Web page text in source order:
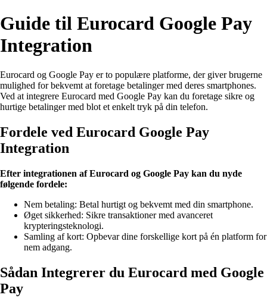
Guide til Eurocard Google Pay
Integration
Eurocard og Google Pay er to populære platforme, der giver brugerne
mulighed for bekvemt at foretage betalinger med deres smartphones.
Ved at integrere Eurocard med Google Pay kan du foretage sikre og
hurtige betalinger med blot et enkelt tryk på din telefon.
Fordele ved Eurocard Google Pay
Integration
Efter integrationen af Eurocard og Google Pay kan du nyde
følgende fordele:
Nem betaling: Betal hurtigt og bekvemt med din smartphone.
Øget sikkerhed: Sikre transaktioner med avanceret
krypteringsteknologi.
Samling af kort: Opbevar dine forskellige kort på én platform for
nem adgang.
Sådan Integrerer du Eurocard med Google
Pay